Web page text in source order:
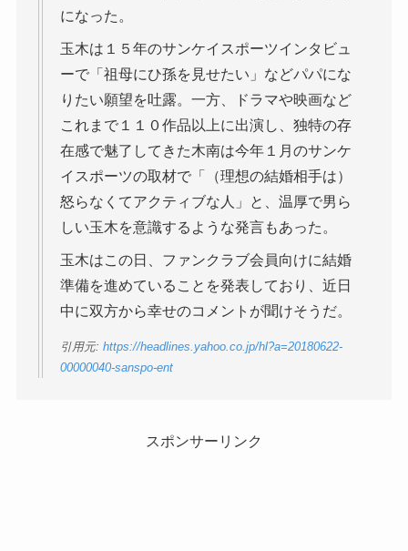
になった。
玉木は１５年のサンケイスポーツインタビュ
ーで「祖母にひ孫を見せたい」などパパにな
りたい願望を吐露。一方、ドラマや映画など
これまで１１０作品以上に出演し、独特の存
在感で魅了してきた木南は今年１月のサンケ
イスポーツの取材で「（理想の結婚相手は）
怒らなくてアクティブな人」と、温厚で男ら
しい玉木を意識するような発言もあった。
玉木はこの日、ファンクラブ会員向けに結婚
準備を進めていることを発表しており、近日
中に双方から幸せのコメントが聞けそうだ。
引用元: https://headlines.yahoo.co.jp/hl?a=20180622-
00000040-sanspo-ent
スポンサーリンク